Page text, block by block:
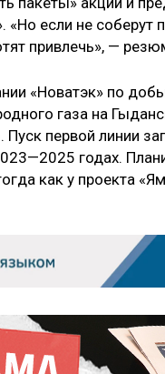
если не соберут
привлечь», —
«Новатэк» по
газа на
первой линии
годах.
как у проекта